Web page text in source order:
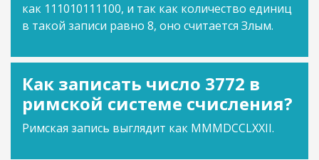
как 111010111100, и так как количество единиц
в такой записи равно 8, оно считается Злым.
Как записать число 3772 в
римской системе счисления?
Римская запись выглядит как MMMDCCLXXII.